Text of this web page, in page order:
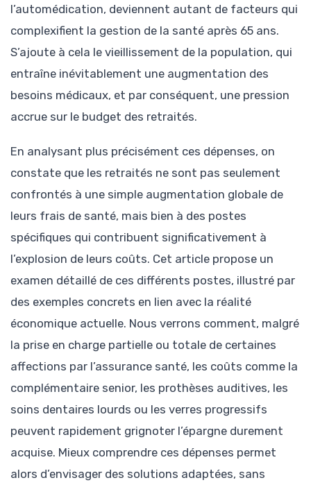
l’automédication, deviennent autant de facteurs qui
complexifient la gestion de la santé après 65 ans.
S’ajoute à cela le vieillissement de la population, qui
entraîne inévitablement une augmentation des
besoins médicaux, et par conséquent, une pression
accrue sur le budget des retraités.
En analysant plus précisément ces dépenses, on
constate que les retraités ne sont pas seulement
confrontés à une simple augmentation globale de
leurs frais de santé, mais bien à des postes
spécifiques qui contribuent significativement à
l’explosion de leurs coûts. Cet article propose un
examen détaillé de ces différents postes, illustré par
des exemples concrets en lien avec la réalité
économique actuelle. Nous verrons comment, malgré
la prise en charge partielle ou totale de certaines
affections par l’assurance santé, les coûts comme la
complémentaire senior, les prothèses auditives, les
soins dentaires lourds ou les verres progressifs
peuvent rapidement grignoter l’épargne durement
acquise. Mieux comprendre ces dépenses permet
alors d’envisager des solutions adaptées, sans